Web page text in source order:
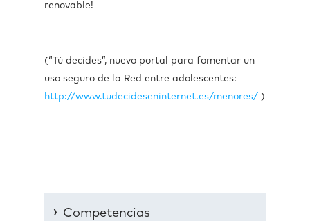
renovable!
(“Tú decides”, nuevo portal para fomentar un
uso seguro de la Red entre adolescentes:
http://www.tudecideseninternet.es/menores/ )
Competencias